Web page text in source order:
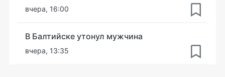
вчера, 16:00
В Балтийске утонул мужчина
вчера, 13:35